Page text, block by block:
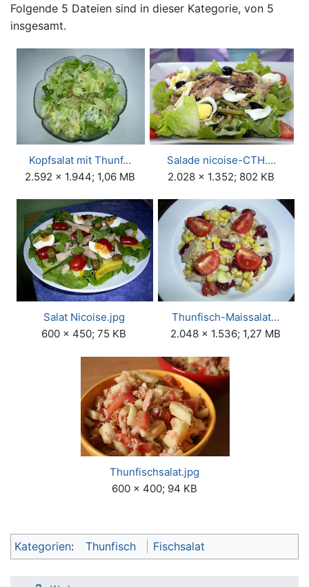
Folgende 5 Dateien sind in dieser Kategorie, von 5
insgesamt.
Kopfsalat mit Thunf…
2.592 × 1.944; 1,06 MB
Salade nicoise-CTH.…
2.028 × 1.352; 802 KB
Salat Nicoise.jpg
600 × 450; 75 KB
Thunfisch-Maissalat…
2.048 × 1.536; 1,27 MB
Thunfischsalat.jpg
600 × 400; 94 KB
Kategorien: Thunfisch Fischsalat